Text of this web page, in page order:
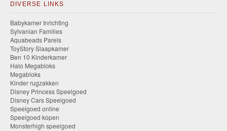
DIVERSE LINKS
Babykamer Inrichting
Sylvanian Families
Aquabeads Parels
ToyStory Slaapkamer
Ben 10 Kinderkamer
Halo Megabloks
Megabloks
Kinder rugzakken
Disney Princess Speelgoed
Disney Cars Speelgoed
Speelgoed online
Speelgoed kopen
Monsterhigh speelgoed